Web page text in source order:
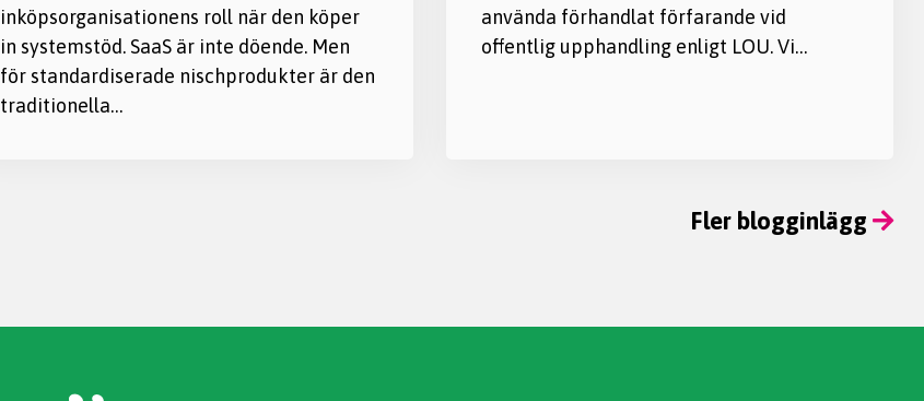
inköpsorganisationens roll när den köper
in systemstöd. SaaS är inte döende. Men
för standardiserade nischprodukter är den
traditionella…
använda förhandlat förfarande vid
offentlig upphandling enligt LOU. Vi…
Fler blogginlägg